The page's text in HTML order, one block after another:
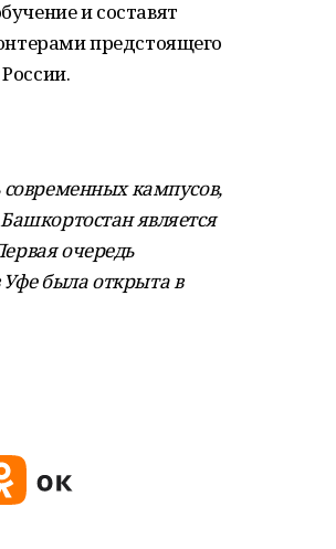
и составят
предстоящего
современных кампусов,
является
очередь
была открыта в